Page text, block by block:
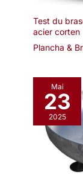
Test du
acier corten
Plancha &
Mai
23
2025